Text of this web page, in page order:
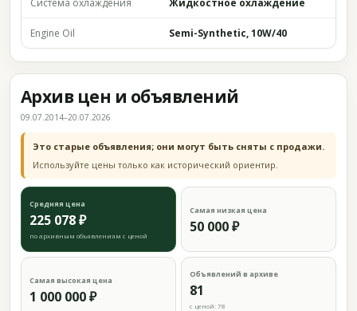
Система охлаждения Жидкостное охлаждение
Engine Oil Semi-Synthetic, 10W/40
Архив цен и объявлений
09.07.2014–20.07.2026
Это старые объявления; они могут быть сняты с продажи.
Используйте цены только как исторический ориентир.
Средняя цена
225 078 ₽
по архивным объявлениям с ценой
Самая низкая цена
50 000 ₽
Самая высокая цена
1 000 000 ₽
Объявлений в архиве
81
с ценой: 78